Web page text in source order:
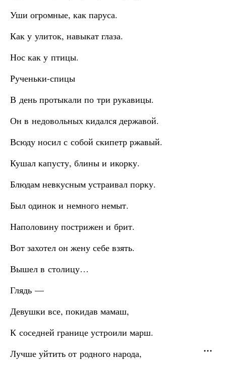
Уши огромные, как паруса.
Как у улиток, навыкат глаза.
Нос как у птицы.
Рученьки-спицы
В день протыкали по три рукавицы.
Он в недовольных кидался державой.
Всюду носил с собой скипетр ржавый.
Кушал капусту, блины и икорку.
Блюдам невкусным устраивал порку.
Был одинок и немного немыт.
Наполовину пострижен и брит.
Вот захотел он жену себе взять.
Вышел в столицу…
Глядь —
Девушки все, покидав мамаш,
К соседней границе устроили марш.
Лучше уйтить от родного народа,